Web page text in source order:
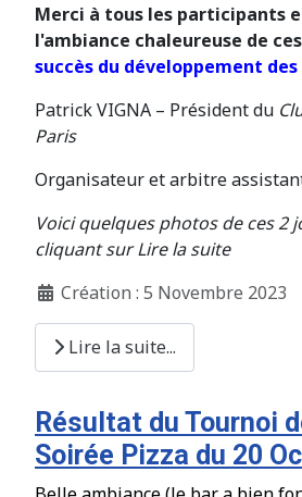
Merci à tous les participants
l'ambiance chaleureuse de
succès du développement des
Patrick VIGNA – Président du
Paris
Organisateur et arbitre
Voici quelques photos de ces 2
cliquant sur Lire la suite
Création : 5 Novembre 2023
Lire la suite...
Résultat du Tournoi
Soirée Pizza du 20